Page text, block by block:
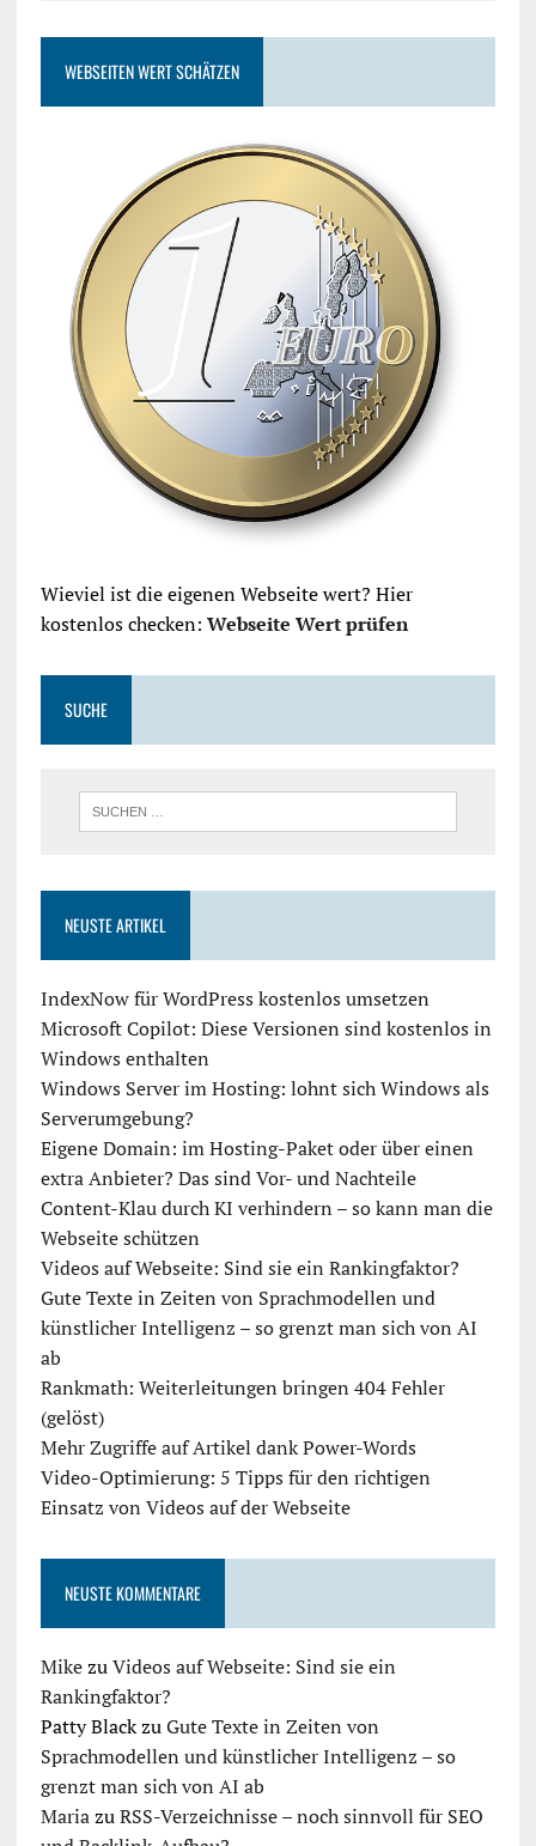
WEBSEITEN WERT SCHÄTZEN
Wieviel ist die eigenen Webseite wert? Hier
kostenlos checken: Webseite Wert prüfen
SUCHE
NEUSTE ARTIKEL
IndexNow für WordPress kostenlos umsetzen
Microsoft Copilot: Diese Versionen sind kostenlos in
Windows enthalten
Windows Server im Hosting: lohnt sich Windows als
Serverumgebung?
Eigene Domain: im Hosting-Paket oder über einen
extra Anbieter? Das sind Vor- und Nachteile
Content-Klau durch KI verhindern – so kann man die
Webseite schützen
Videos auf Webseite: Sind sie ein Rankingfaktor?
Gute Texte in Zeiten von Sprachmodellen und
künstlicher Intelligenz – so grenzt man sich von AI
ab
Rankmath: Weiterleitungen bringen 404 Fehler
(gelöst)
Mehr Zugriffe auf Artikel dank Power-Words
Video-Optimierung: 5 Tipps für den richtigen
Einsatz von Videos auf der Webseite
NEUSTE KOMMENTARE
MikezuVideos auf Webseite: Sind sie ein
Rankingfaktor?
Patty BlackzuGute Texte in Zeiten von
Sprachmodellen und künstlicher Intelligenz – so
grenzt man sich von AI ab
MariazuRSS-Verzeichnisse – noch sinnvoll für SEO